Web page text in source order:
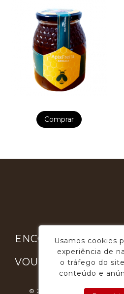
Comprar
ENCONTRE-NOS
VOUGA GOURMET
© 2026 - Desenvolvimento E
Usamos cookies
experiência de
o tráfego do
conteúdo e